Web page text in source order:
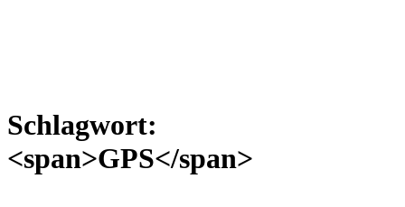
Schlagwort:
<span>GPS</span>